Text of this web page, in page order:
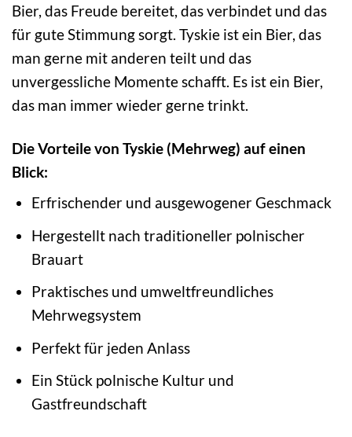
Bier, das Freude bereitet, das verbindet und das
für gute Stimmung sorgt. Tyskie ist ein Bier, das
man gerne mit anderen teilt und das
unvergessliche Momente schafft. Es ist ein Bier,
das man immer wieder gerne trinkt.
Die Vorteile von Tyskie (Mehrweg) auf einen
Blick:
Erfrischender und ausgewogener Geschmack
Hergestellt nach traditioneller polnischer
Brauart
Praktisches und umweltfreundliches
Mehrwegsystem
Perfekt für jeden Anlass
Ein Stück polnische Kultur und
Gastfreundschaft